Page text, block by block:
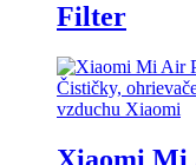
Filter
Čističky,
vzduchu Xiaomi